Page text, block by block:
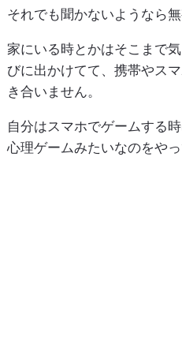
それでも聞かないようなら無
家にいる時とかはそこまで
びに出かけてて、携帯やス
き合いません。
自分はスマホでゲームする
心理ゲームみたいなのをや